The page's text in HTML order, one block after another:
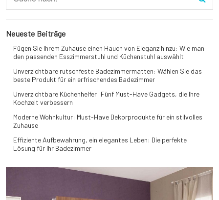
Neueste Beiträge
Fügen Sie Ihrem Zuhause einen Hauch von Eleganz hinzu: Wie man
den passenden Esszimmerstuhl und Küchenstuhl auswählt
Unverzichtbare rutschfeste Badezimmermatten: Wählen Sie das
beste Produkt für ein erfrischendes Badezimmer
Unverzichtbare Küchenhelfer: Fünf Must-Have Gadgets, die Ihre
Kochzeit verbessern
Moderne Wohnkultur: Must-Have Dekorprodukte für ein stilvolles
Zuhause
Effiziente Aufbewahrung, ein elegantes Leben: Die perfekte
Lösung für Ihr Badezimmer